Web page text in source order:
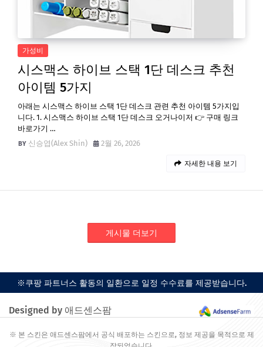
가성비
시스맥스 하이브 스택 1단 데스크 추천
아이템 5가지
아래는 시스맥스 하이브 스택 1단 데스크 관련 추천 아이템 5가지입
니다. 1. 시스맥스 하이브 스택 1단 데스크 오거나이저 👉 구매 링크
바로가기 …
신승엽(Alex Shin)
2월 26, 2026
자세한 내용 보기
게시물 더보기
※쿠팡 파트너스 활동의 일환으로 일정 수수료를 제공받습니다.
Designed by 애드센스팜
※ 본 스킨은 애드센스팜에서 공식 배포하는 스킨으로, 정보 제공을 목적으로 제